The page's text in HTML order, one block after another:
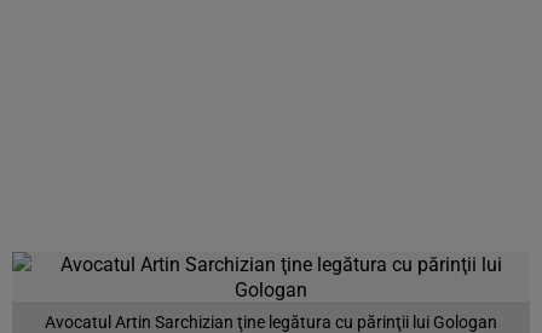
Avocatul Artin Sarchizian ţine legătura cu părinţii lui Gologan